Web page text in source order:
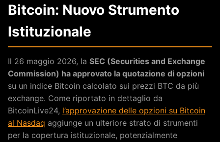
Bitcoin: Nuovo Strumento
Istituzionale
Il 26 maggio 2026, la SEC (Securities and Exchange
Commission) ha approvato la quotazione di opzioni
su un indice Bitcoin calcolato sui prezzi BTC da più
exchange. Come riportato in dettaglio da
BitcoinLive24, l’approvazione delle opzioni su Bitcoin
al Nasdaq aggiunge un ulteriore strato di strumenti
per la copertura istituzionale, potenzialmente